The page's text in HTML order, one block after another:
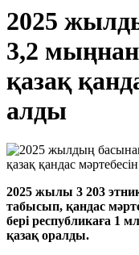
2025
3,2
қазақ
алды
2025 жылы 3 203
табысып, қандас
бері республикаға 1
қазақ оралды.